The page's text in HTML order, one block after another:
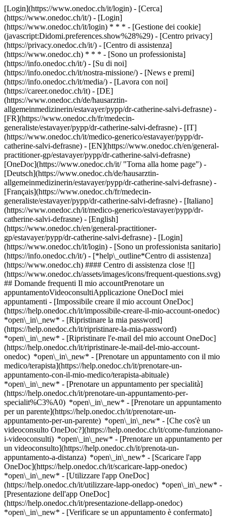
[Login](https://www.onedoc.ch/it/login) - [Cerca]
(https://www.onedoc.ch/it/) - [Login]
(https://www.onedoc.ch/it/login) * * * - [Gestione dei cookie]
(javascript:Didomi.preferences.show%28%29) - [Centro privacy]
(https://privacy.onedoc.ch/it/) - [Centro di assistenza]
(https://www.onedoc.ch) * * * - [Sono un professionista]
(https://info.onedoc.ch/it/) - [Su di noi]
(https://info.onedoc.ch/it/nostra-missione/) - [News e premi]
(https://info.onedoc.ch/it/media/) - [Lavora con noi]
(https://career.onedoc.ch/it) - [DE]
(https://www.onedoc.ch/de/hausarztin-
allgemeinmedizinerin/estavayer/pypp/dr-catherine-salvi-defrasne) -
[FR](https://www.onedoc.ch/fr/medecin-
generaliste/estavayer/pypp/dr-catherine-salvi-defrasne) - [IT]
(https://www.onedoc.ch/it/medico-generico/estavayer/pypp/dr-
catherine-salvi-defrasne) - [EN](https://www.onedoc.ch/en/general-
practitioner-gp/estavayer/pypp/dr-catherine-salvi-defrasne)
[OneDoc](https://www.onedoc.ch/it/ "Torna alla home page") -
[Deutsch](https://www.onedoc.ch/de/hausarztin-
allgemeinmedizinerin/estavayer/pypp/dr-catherine-salvi-defrasne) -
[Français](https://www.onedoc.ch/fr/medecin-
generaliste/estavayer/pypp/dr-catherine-salvi-defrasne) - [Italiano]
(https://www.onedoc.ch/it/medico-generico/estavayer/pypp/dr-
catherine-salvi-defrasne) - [English]
(https://www.onedoc.ch/en/general-practitioner-
gp/estavayer/pypp/dr-catherine-salvi-defrasne) - [Login]
(https://www.onedoc.ch/it/login) - [Sono un professionista sanitario]
(https://info.onedoc.ch/it/) - [*help\_outline*Centro di assistenza]
(https://www.onedoc.ch) #### Centro di assistenza close ![]
(https://www.onedoc.ch/assets/images/icons/frequent-questions.svg)
## Domande frequenti Il mio accountPrenotare un
appuntamentoVideoconsultiApplicazione OneDocI miei
appuntamenti - [Impossibile creare il mio account OneDoc]
(https://help.onedoc.ch/it/impossibile-creare-il-mio-account-onedoc)
*open\_in\_new* - [Ripristinare la mia password]
(https://help.onedoc.ch/it/ripristinare-la-mia-password)
*open\_in\_new* - [Ripristinare l'e-mail del mio account OneDoc]
(https://help.onedoc.ch/it/ripristinare-le-mail-del-mio-account-
onedoc) *open\_in\_new* - [Prenotare un appuntamento con il mio
medico/terapista](https://help.onedoc.ch/it/prenotare-un-
appuntamento-con-il-mio-medico/terapista-abituale)
*open\_in\_new* - [Prenotare un appuntamento per specialità]
(https://help.onedoc.ch/it/prenotare-un-appuntamento-per-
specialit%C3%A0) *open\_in\_new* - [Prenotare un appuntamento
per un parente](https://help.onedoc.ch/it/prenotare-un-
appuntamento-per-un-parente) *open\_in\_new* - [Che cos'è un
videoconsulto OneDoc?](https://help.onedoc.ch/it/come-funzionano-
i-videoconsulti) *open\_in\_new* - [Prenotare un appuntamento per
un videoconsulto](https://help.onedoc.ch/it/prenota-un-
appuntamento-a-distanza) *open\_in\_new* - [Scaricare l'app
OneDoc](https://help.onedoc.ch/it/scaricare-lapp-onedoc)
*open\_in\_new* - [Utilizzare l'app OneDoc]
(https://help.onedoc.ch/it/utilizzare-lapp-onedoc) *open\_in\_new* -
[Presentazione dell'app OneDoc]
(https://help.onedoc.ch/it/presentazione-dellapp-onedoc)
*open\_in\_new* - [Verificare se un appuntamento è confermato](https://help.onedoc.ch/it/verificare-se-un-appuntamento-%C3%A8-confermato) *open\_in\_new* - [Annullare un appuntamento prenotato online su OneDoc](https://help.onedoc.ch/it/annullare-un-appuntamento-prenotato-online-su-onedoc) *open\_in\_new* - [Non ho ricevuto la conferma dell'appuntamento](https://help.onedoc.ch/it/non-ho-ricevuto-la-conferma-dellappuntamento) *open\_in\_new* [Vedi tutti i nostri articoli *open\_in\_new*](https://help.onedoc.ch/it/) ![Dr.ssa Salvi-Defrasne, medico generico a Estavayer](https://assets.onedoc.ch/images/users/637a759d2d9da6419ba38cf37ce33978e5c16eff633973c8c0cb21f55c0d42e7-small.jpg "Dr.ssa Salvi-Defrasne, medico generico a Estavayer") *photo\_camera*+ 16 foto # Dr.ssa Catherine Salvi-Defrasne ![Badge che indica un profilo verificato](https://www.onedoc.ch/assets/images/icons/checkmark.svg) ## Medico generico Riassunto Mappa Presentazione ![Icona fotocamera con simbolo play che indica che il professionista offre videoconsulti](https://www.onedoc.ch/assets/images/icons/video-consultations.svg) ### Video-consulti Dr.ssa Catherine Salvi-Defrasne offre video-consulti ![Icona paziente con segno più che indica che il professionista accetta nuovi pazienti](https://www.onedoc.ch/assets/images/icons/new-patients.svg) ### Pazienti accettati Dr.ssa Catherine Salvi-Defrasne accetta nuovi pazienti ![Icona valigetta che annuncia le specialità del professionista](https://www.onedoc.ch/assets/images/icons/specialties.svg) ### Specialità Medicina estetica Micronutrizione Medicina laser Ginecologia e ostetricia Medicina generale Cura estetica ![Icona microscopio che annuncia le aree di competenza in cui il professionista è specializzato](https://www.onedoc.ch/assets/images/icons/expertises.svg) ### Competenze Medicina funzionale Medicina morfologica e anti-invecchiamento Iniezione di tossina botulinica Trattamento delle macchie pigmentate Trattamento delle cicatrici Trattamento anti-rughe Laser estetico Iniezione di plasma ricco di piastrine | PRP | Vampire Lift Iniezione di acido ialuronico Epilazione laser [*arrow\_drop\_down*Vedi di più](https://www.onedoc.ch) ![Segnaposto che annuncia la mappa e le informazioni di accesso dello studio](https://www.onedoc.ch/assets/images/icons/map.svg) ### Mappa e informazioni pratiche #### [Cabinet médico-esthétique de la Dre SALVI-DEFRASNE](https://www.onedoc.ch/it/studio-medico/estavayer/eqlo/cabinet-medico-esthetique-de-la-dre-salvi-defrasne) Champ de Lune 28 1470 Estavayer #### Orari di apertura Attualmente chiuso - Apre giovedì alle 08:00 *expand\_more* Lunedì: 09:00 - 18:00 Martedì: 08:00 - 16:00 Mercoledì: Chiuso Giovedì: 08:00 - 18:00 Venerdì: 08:00 - 13:00 Sabato: Chiuso Domenica: Chiuso ![Icona documento che annuncia la presentazione dello studio](https://www.onedoc.ch/assets/images/icons/presentation.svg) ### Presentazione La dottoressa Salvi-Defrasne e il suo team vi danno il benvenuto presso lo studio di medicina estetica della Broye. Esperta in medicina estetica e medicina ormono-funzionale, vi propone un approccio globale alla salute e alla bellezza, incentrato sulla prevenzione e sull’equilibrio. Appassionata di menopausa e disturbi ormonali in generale, il suo approccio terapeutico si basa sui dati più recenti della ricerca scientifica internazionale, con particolare attenzione ai trattamenti bioidentici. Le iniezioni e i trattamenti estetici mirano a ripristinare un aspetto naturale, elegante e discreto, senza eccessi. Siate i benvenuti. Per fissare un appuntamento tramite OneDoc: - __Sezione “Dott.ssa Salvi-Defrasne__ ”: appuntamenti medici (visite di medicina estetica e medicina funzionale, iniezioni, laser, check-up). - __Sezione “Trattamenti estetici__ ”: trattamenti estetici (trattamenti viso, peeling, epilazione laser, mesoterapia, radiofrequenza, Myoshape). [https://www.onedoc.ch/fr/specialiste-en-soins-esthetiques/estavayer/pcwyn/soins-esthetiques-cabinet-dre-salvi-defrasne](https://www.onedoc.ch/fr/specialiste-en-soins-esthetiques/estavayer/pcwyn/soins-esthetiques-cabinet-dre-salvi-defrasne) [*arrow\_drop\_down*Vedi di più](https://www.onedoc.ch) [![Dr.ssa Salvi-Defrasne, medico generico a Estavayer](https://assets.onedoc.ch/images/users/637a759d2d9da6419ba38cf37ce33978e5c16eff633973c8c0cb21f55c0d42e7-small.jpg "Dr.ssa Salvi-Defrasne, medico generico a Estavayer")](https://assets.onedoc.ch/images/users/637a759d2d9da6419ba38cf37ce33978e5c16eff633973c8c0cb21f55c0d42e7.jpg)[![Cabinet médico-esthétique de la Dre SALVI-DEFRASNE, studio medico a Estavayer](https://assets.onedoc.ch/images/entities/35ca9a3c52a6b632bdb073514bd339445d0560aa8d02c0714bd31c5ac7dfc9c7-small.jpg "Cabinet médico-esthétique de la Dre SALVI-DEFRASNE, studio medico a Estavayer")](https://assets.onedoc.ch/images/entities/35ca9a3c52a6b632bdb073514bd339445d0560aa8d02c0714bd31c5ac7dfc9c7.jpg)[![Cabinet médico-esthétique de la Dre SALVI-DEFRASNE, studio medico a Estavayer](https://assets.onedoc.ch/images/entities/1e2460453ae617be33503f0a5969618123bacfbba5b769c564174895e3e21953-small.jpg "Cabinet médico-esthétique de la Dre SALVI-DEFRASNE, studio medico a Estavayer")](https://assets.onedoc.ch/images/entities/1e2460453ae617be33503f0a5969618123bacfbba5b769c564174895e3e21953.jpg)[![Cabinet médico-esthétique de la Dre SALVI-DEFRASNE, studio medico a Estavayer](https://assets.onedoc.ch/images/entities/bab4ef782e2ce7432a160c337a20c1e09b0b40f62ec3bf078a4e1ad45fda10ad-small.jpg "Cabinet médico-esthétique de la Dre SALVI-DEFRASNE, studio medico a Estavayer")](https://assets.onedoc.ch/images/entities/bab4ef782e2ce7432a160c337a20c1e09b0b40f62ec3bf078a4e1ad45fda10ad.jpg)[![Cabinet médico-esthétique de la Dre SALVI-DEFRASNE, studio medico a Estavayer](https://assets.onedoc.ch/images/entities/7e516292768652c8ae2a3fa1b7fcab39bea20478266497b25665450f4ae46a10-small.jpg "Cabinet médico-esthétique de la Dre SALVI-DEFRASNE, studio medico a Estavayer")](https://assets.onedoc.ch/images/entities/7e516292768652c8ae2a3fa1b7fcab39bea20478266497b25665450f4ae46a10.jpg)[![Cabinet médico-esthétique de la Dre SALVI-DEFRASNE, studio medico a Estavayer](https://assets.onedoc.ch/images/entities/b41ca12f3243594c7ac22da51b2fd679f5ef5d8e0be25733dcdb472e744da346-small.jpg "Cabinet médico-esthétique de la Dre SALVI-DEFRASNE, studio medico a Estavayer")](https://assets.onedoc.ch/images/entities/b41ca12f3243594c7ac22da51b2fd679f5ef5d8e0be25733dcdb472e744da346.jpg)[![Cabinet médico-esthétique de la Dre SALVI-DEFRASNE, studio medico a Estavayer](https://assets.onedoc.ch/images/entities/a5a8d5da000f1cb32255b6e380428733cdc8d6659f63caa92cdd26075f68cc01-small.jpg "Cabinet médico-esthétique de la Dre SALVI-DEFRASNE, studio medico a Estavayer")](https://assets.onedoc.ch/images/entities/a5a8d5da000f1cb32255b6e380428733cdc8d6659f63caa92cdd26075f68cc01.jpg)[![Cabinet médico-esthétique de la Dre SALVI-DEFRASNE, studio medico a Estavayer](https://assets.onedoc.ch/images/entities/d2cd8e4f977b3fc3c990d904151a55044d8e612b48655aab86d65b7e0a01e441-small.jpg "Cabinet médico-esthétique de la Dre SALVI-DEFRASNE, studio medico a Estavayer")](https://assets.onedoc.ch/images/entities/d2cd8e4f977b3fc3c990d904151a55044d8e612b48655aab86d65b7e0a01e441.jpg)[![Cabinet médico-esthétique de la Dre SALVI-DEFRASNE, studio medico a Estavayer](https://assets.onedoc.ch/images/entities/e4eedc0652253ed3455e045036a85d12e12f5c5b48aa61afe631b8d523fb69bb-small.jpg "Cabinet médico-esthétique de la Dre SALVI-DEFRASNE, studio medico a Estavayer")](https://assets.onedoc.ch/images/entities/e4eedc0652253ed3455e045036a85d12e12f5c5b48aa61afe631b8d523fb69bb.jpg)[![Cabinet médico-esthétique de la Dre SALVI-DEFRASNE, studio medico a Estavayer](https://assets.onedoc.ch/images/entities/73b2930ed5d207c2fdad42423a9fb8e564f8f50191a6b760acb16b117606f7a2-small.jpg "Cabinet médico-esthétique de la Dre SALVI-DEFRASNE, studio medico a Estavayer")](https://assets.onedoc.ch/images/entities/73b2930ed5d207c2fdad42423a9fb8e564f8f50191a6b760acb16b117606f7a2.jpg)[![Cabinet médico-esthétique de la Dre SALVI-DEFRASNE, studio medico a Estavayer](https://assets.onedoc.ch/images/entities/ee07d2e738d22d5c8b8b67b1325e5b3d61c4e5926c8d09fe61e7832e6e27b27f-small.jpg "Cabinet médico-esthétique de la Dre SALVI-DEFRASNE, studio medico a Estavayer")](https://assets.onedoc.ch/images/entities/ee07d2e738d22d5c8b8b67b1325e5b3d61c4e5926c8d09fe61e7832e6e27b27f.jpg)[![Cabinet médico-esthétique de la Dre SALVI-DEFRASNE, studio medico a Estavayer](https://assets.onedoc.ch/images/entities/f97376dca26249457587f25b85e380378512f6d8e6b8f61ab96ba0adbb8ced56-small.jpg "Cabinet médico-esthétique de la Dre SALVI-DEFRASNE, studio medico a Estavayer")](https://assets.onedoc.ch/images/entities/f97376dca26249457587f25b85e380378512f6d8e6b8f61ab96ba0adbb8ced56.jpg)[![Cabinet médico-esthétique de la Dre SALVI-DEFRASNE, studio medico a Estavayer](https://assets.onedoc.ch/images/entities/55d3c20c719c950010d339488808b881a61283c7670ff0a53ce14bdfb49f5435-small.jpg "Cabinet médico-esthétique de la Dre SALVI-DEFRASNE, studio medico a Estavayer")](https://assets.onedoc.ch/images/entities/55d3c20c719c950010d339488808b881a61283c7670ff0a53ce14bdfb49f5435.jpg)[![Cabinet médico-esthétique de la Dre SALVI-DEFRASNE, studio medico a Estavayer](https://assets.onedoc.ch/images/entities/037ece64507cdacb3dcc4ae2e2f092b2f88ee4556ed37ed97b15ac0a74d552ef-small.jpg "Cabinet médico-esthétique de la Dre SALVI-DEFRASNE, studio medico a Estavayer")](https://assets.onedoc.ch/images/entities/037ece64507cdacb3dcc4ae2e2f092b2f88ee4556ed37ed97b15ac0a74d552ef.jpg)[![Cabinet médico-esthétique de la Dre SALVI-DEFRASNE, studio medico a Estavayer](https://assets.onedoc.ch/images/entities/4cc613916f3cc2e108aeee063b3feece36d3134cf144d880d07827d0a2719ec4-small.jpg "Cabinet médico-esthétique de la Dre SALVI-DEFRASNE, studio medico a Estavayer")](https://assets.onedoc.ch/images/entities/4cc613916f3cc2e108aeee063b3feece36d3134cf144d880d07827